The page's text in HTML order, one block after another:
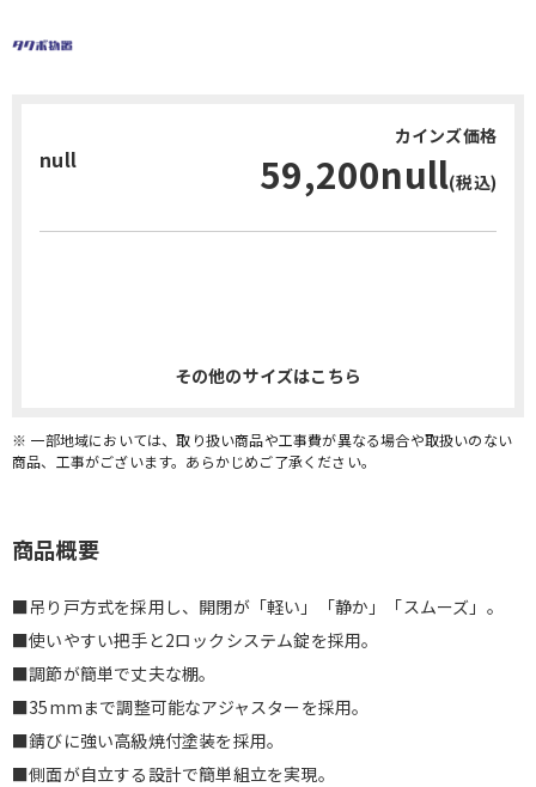
null
カインズ価格
59,200null(税込)
その他のサイズはこちら
※ 一部地域においては、取り扱い商品や工事費が異なる場合や取扱いのない
商品、工事がございます。あらかじめご了承ください。
商品概要
■吊り戸方式を採用し、開閉が「軽い」「静か」「スムーズ」。
■使いやすい把手と2ロックシステム錠を採用。
■調節が簡単で丈夫な棚。
■35mmまで調整可能なアジャスターを採用。
■錆びに強い高級焼付塗装を採用。
■側面が自立する設計で簡単組立を実現。